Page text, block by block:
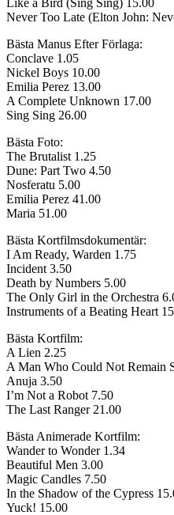
Never Too Late (Elton John:
Bästa Manus Efter Förlaga:
Conclave 1.05
Nickel Boys 10.00
Emilia Perez 13.00
A Complete Unknown 17.00
Sing Sing 26.00
Bästa Foto:
The Brutalist 1.25
Dune: Part Two 4.50
Nosferatu 5.00
Emilia Perez 41.00
Maria 51.00
Bästa Kortfilmsdokumentär:
I Am Ready, Warden 1.75
Incident 3.50
Death by Numbers 5.00
The Only Girl in the Orchestra
Instruments of a Beating Heart
Bästa Kortfilm:
A Lien 2.25
A Man Who Could Not Remain
Anuja 3.50
I’m Not a Robot 7.50
The Last Ranger 21.00
Bästa Animerade Kortfilm:
Wander to Wonder 1.34
Beautiful Men 3.00
Magic Candles 7.50
In the Shadow of the Cypress
Yuck! 15.00